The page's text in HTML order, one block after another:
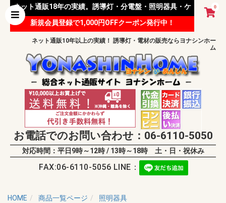
0
ネット通販18年の実績。誘導灯・分電盤・照明器具・ケ
ーブル等 様々な資材を取り扱っています。
新規会員登録で1,000円OFFクーポン発行中！
ネット通販10年以上の実績！ 誘導灯・電材の販売ならヨナシンホー
ム
お電話でのお問い合わせ：06-6110-5050
対応時間：平日9時～12時 / 13時～18時 土・日・祝休み
FAX:06-6110-5056 LINE：
HOME 商品一覧ページ
照明器具